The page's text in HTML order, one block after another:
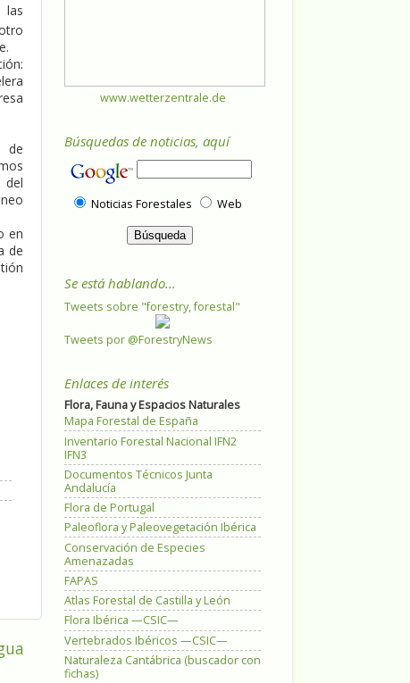
las
de
del
en
de
www.wetterzentrale.de
Búsquedas de noticias, aquí
Noticias Forestales Web
Se está hablando...
Tweets sobre "forestry, forestal"
Tweets por @ForestryNews
Enlaces de interés
Flora, Fauna y Espacios Naturales
Mapa Forestal de España
Inventario Forestal Nacional IFN2
IFN3
Documentos Técnicos Junta
Andalucía
Flora de Portugal
Paleoflora y Paleovegetación Ibérica
Conservación de Especies
Amenazadas
FAPAS
Atlas Forestal de Castilla y León
Flora Ibérica —CSIC—
Vertebrados Ibéricos —CSIC—
Naturaleza Cantábrica (buscador con
fichas)